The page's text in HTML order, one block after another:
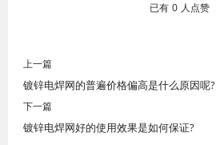
已有 0 人点赞
上一篇
镀锌电焊网的普遍价格偏高是什么原因呢?
下一篇
镀锌电焊网好的使用效果是如何保证?